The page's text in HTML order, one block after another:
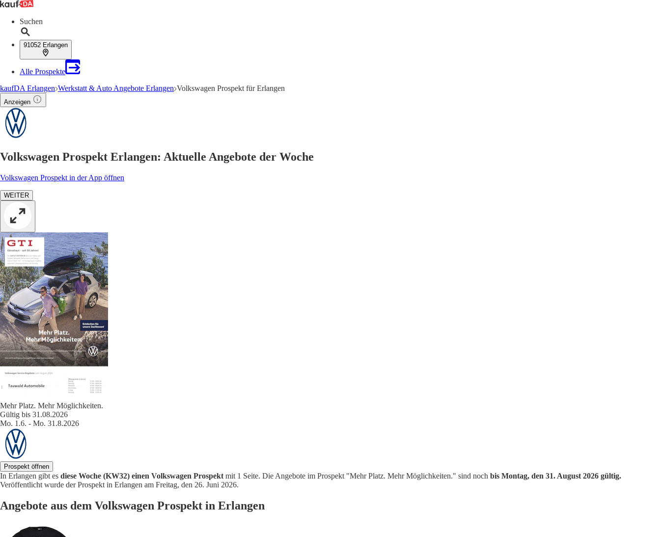
Suchen
91052 Erlangen
Alle Prospekte
kaufDA Erlangen Werkstatt & Auto Angebote Erlangen Volkswagen Prospekt für Erlangen
Anzeigen
Volkswagen Prospekt Erlangen: Aktuelle Angebote der Woche
Volkswagen Prospekt in der App öffnen
WEITER
Mehr Platz. Mehr Möglichkeiten.
Gültig bis 31.08.2026
Mo. 1.6. - Mo. 31.8.2026
Prospekt öffnen
In Erlangen gibt es diese Woche (KW32) einen Volkswagen Prospekt mit 1 Seite. Die Angebote im Prospekt "Mehr Platz. Mehr Möglichkeiten." sind noch bis Montag, den 31. August 2026 gültig.
Veröffentlicht wurde der Prospekt in Erlangen am Freitag, den 26. Juni 2026.
Angebote aus dem Volkswagen Prospekt in Erlangen